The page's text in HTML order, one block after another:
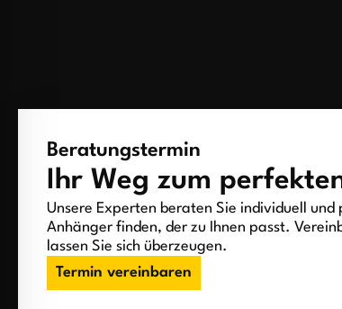
Beratungstermin
Ihr Weg zum
Unsere Experten beraten Sie individuell und
Anhänger finden, der zu Ihnen passt.
lassen Sie sich überzeugen.
Termin vereinbaren